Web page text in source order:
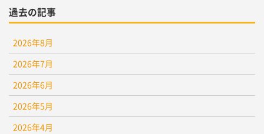
過去の記事
2026年8月
2026年7月
2026年6月
2026年5月
2026年4月